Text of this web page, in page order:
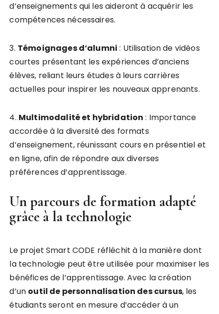
d’enseignements qui les aideront à acquérir les
compétences nécessaires.
3. Témoignagesd‘alumni : Utilisation de vidéos
courtes présentant les expériences d’anciens
élèves, reliant leurs études à leurs carrières
actuelles pour inspirer les nouveaux apprenants.
4. Multimodalitéet hybridation : Importance
accordée à la diversité des formats
d’enseignement, réunissant cours en présentiel et
en ligne, afin de répondre aux diverses
préférences d’apprentissage.
Un parcours de formation adapté
grâce à la technologie
Le projet Smart CODE réfléchit à la manière dont
la technologie peut être utilisée pour maximiser les
bénéfices de l’apprentissage. Avec la création
d’un outil de personnalisation descursus, les
étudiants seront en mesure d’accéder à un